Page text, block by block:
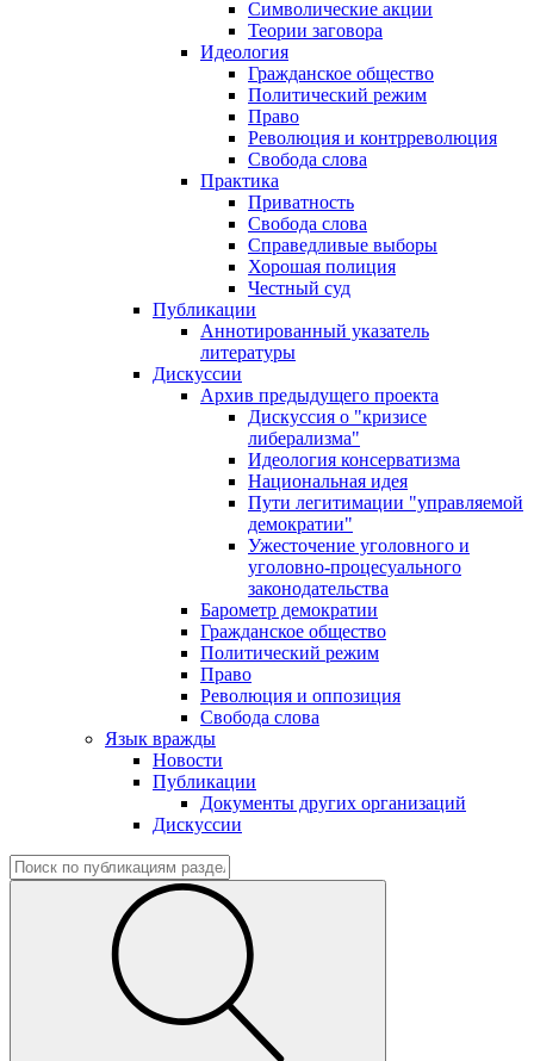
Символические акции
Теории заговора
Идеология
Гражданское общество
Политический режим
Право
Революция и контрреволюция
Свобода слова
Практика
Приватность
Свобода слова
Справедливые выборы
Хорошая полиция
Честный суд
Публикации
Аннотированный указатель
литературы
Дискуссии
Архив предыдущего проекта
Дискуссия о "кризисе
либерализма"
Идеология консерватизма
Национальная идея
Пути легитимации "управляемой
демократии"
Ужесточение уголовного и
уголовно-процесуального
законодательства
Барометр демократии
Гражданское общество
Политический режим
Право
Революция и оппозиция
Свобода слова
Язык вражды
Новости
Публикации
Документы других организаций
Дискуссии